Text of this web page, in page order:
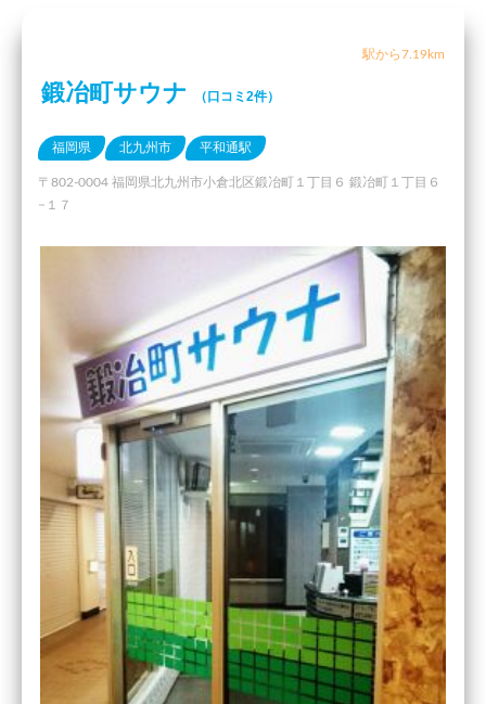
駅から7.19km
鍛冶町サウナ （口コミ2件）
福岡県 北九州市 平和通駅
〒802-0004 福岡県北九州市小倉北区鍛冶町１丁目６ 鍛冶町１丁目６
−１７